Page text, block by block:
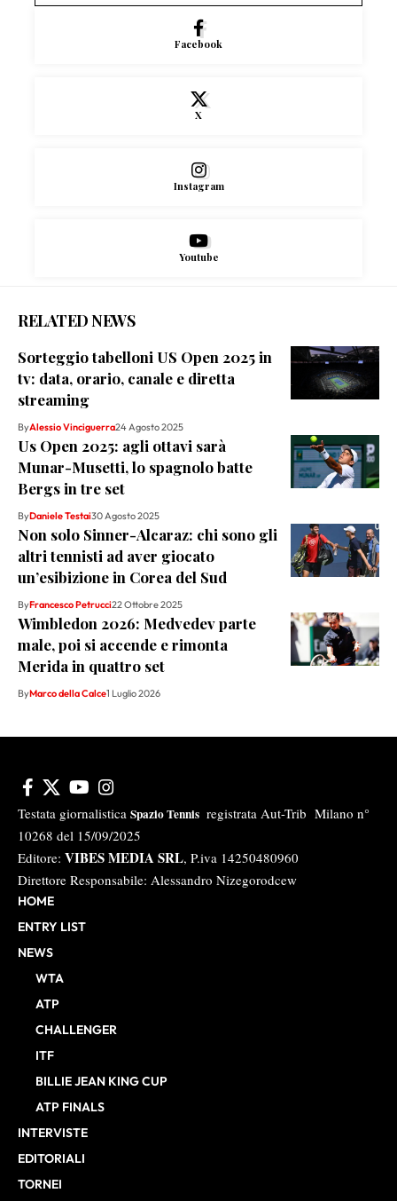
Facebook
X
Instagram
Youtube
RELATED NEWS
Sorteggio tabelloni US Open 2025 in
tv: data, orario, canale e diretta
streaming
ByAlessio Vinciguerra24 Agosto 2025
Us Open 2025: agli ottavi sarà
Munar-Musetti, lo spagnolo batte
Bergs in tre set
ByDaniele Testai30 Agosto 2025
Non solo Sinner-Alcaraz: chi sono gli
altri tennisti ad aver giocato
un’esibizione in Corea del Sud
ByFrancesco Petrucci22 Ottobre 2025
Wimbledon 2026: Medvedev parte
male, poi si accende e rimonta
Merida in quattro set
ByMarco della Calce1 Luglio 2026
Testata giornalistica Spazio Tennis registrata Aut-Trib Milano n°
10268 del 15/09/2025
Editore: VIBES MEDIA SRL, P.iva 14250480960
Direttore Responsabile: Alessandro Nizegorodcew
HOME
ENTRY LIST
NEWS
WTA
ATP
CHALLENGER
ITF
BILLIE JEAN KING CUP
ATP FINALS
INTERVISTE
EDITORIALI
TORNEI